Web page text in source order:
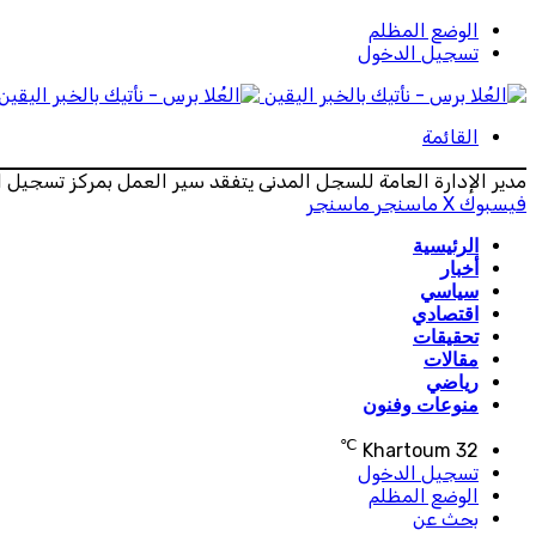
الوضع المظلم
تسجيل الدخول
القائمة
مدير الإدارة العامة للسجل المدنى يتفقد سير العمل بمركز تسجيل
فيسبوك ‫X ماسنجر ماسنجر
الرئيسية
أخبار
سياسي
اقتصادي
تحقيقات
مقالات
رياضي
منوعات وفنون
Khartoum 32
℃
تسجيل الدخول
الوضع المظلم
بحث عن